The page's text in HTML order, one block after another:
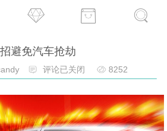
避免汽车抢劫
评论已关闭 8252